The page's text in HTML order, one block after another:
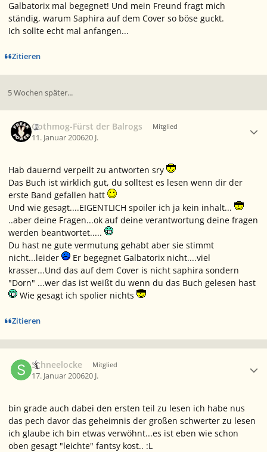
Galbatorix mal begegnet! Und mein Freund fragt mich
ständig, warum Saphira auf dem Cover so böse guckt.
Ich sollte echt mal anfangen...
Zitieren
5 Wochen später...
Gothmog-Fürst der Balrogs Mitglied
11. Januar 200620 J.
Hab dauernd verpeilt zu antworten sry
Das Buch ist wirklich gut, du solltest es lesen wenn dir der
erste Band gefallen hatt
Und wie gesagt....EIGENTLICH spoiler ich ja kein inhalt...
..aber deine Fragen...ok auf deine verantwortung deine fragen
werden beantwortet.....
Du hast ne gute vermutung gehabt aber sie stimmt
nicht...leider
Er begegnet Galbatorix nicht....viel
krasser...Und das auf dem Cover is nicht saphira sondern
"Dorn" ...wer das ist weißt du wenn du das Buch gelesen hast
Wie gesagt ich spolier nichts
Zitieren
Schneelocke Mitglied
17. Januar 200620 J.
bin grade auch dabei den ersten teil zu lesen ich habe nus
das pech davor das geheimnis der großen schwerter zu lesen
ich glaube ich bin etwas verwöhnt...es ist eben wie schon
oben gesagt "leichte" fantsy kost.. :L